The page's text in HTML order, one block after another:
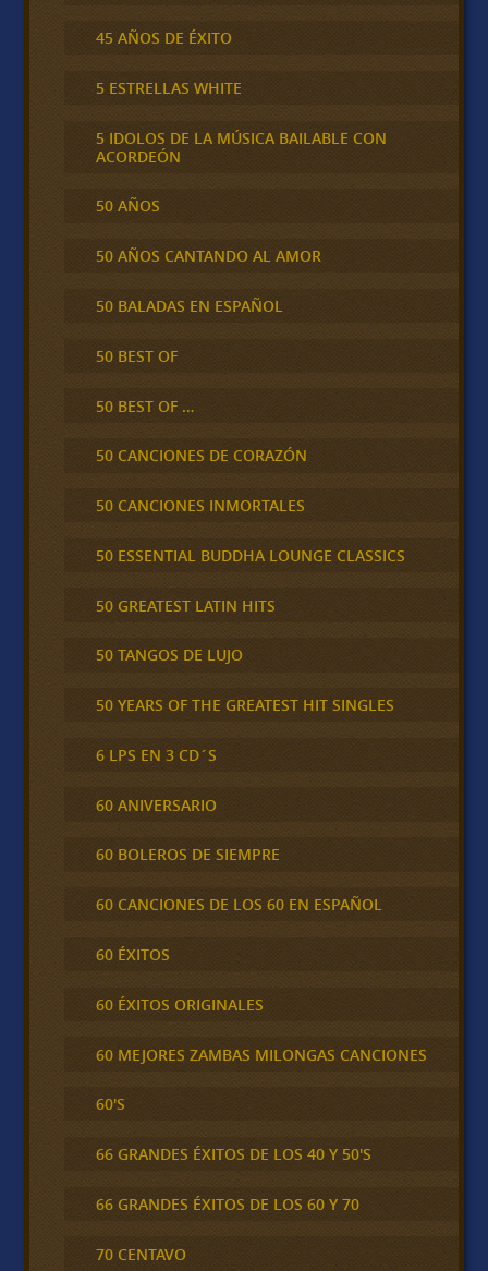
45 AÑOS DE ÉXITO
5 ESTRELLAS WHITE
5 IDOLOS DE LA MÚSICA BAILABLE CON
ACORDEÓN
50 AÑOS
50 AÑOS CANTANDO AL AMOR
50 BALADAS EN ESPAÑOL
50 BEST OF
50 BEST OF …
50 CANCIONES DE CORAZÓN
50 CANCIONES INMORTALES
50 ESSENTIAL BUDDHA LOUNGE CLASSICS
50 GREATEST LATIN HITS
50 TANGOS DE LUJO
50 YEARS OF THE GREATEST HIT SINGLES
6 LPS EN 3 CD´S
60 ANIVERSARIO
60 BOLEROS DE SIEMPRE
60 CANCIONES DE LOS 60 EN ESPAÑOL
60 ÉXITOS
60 ÉXITOS ORIGINALES
60 MEJORES ZAMBAS MILONGAS CANCIONES
60'S
66 GRANDES ÉXITOS DE LOS 40 Y 50'S
66 GRANDES ÉXITOS DE LOS 60 Y 70
70 CENTAVO